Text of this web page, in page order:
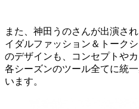
また、神田うのさんが出演さ
イダルファッション＆トーク
のデザインも、コンセプトや
各シーズンのツール全てに統
います。